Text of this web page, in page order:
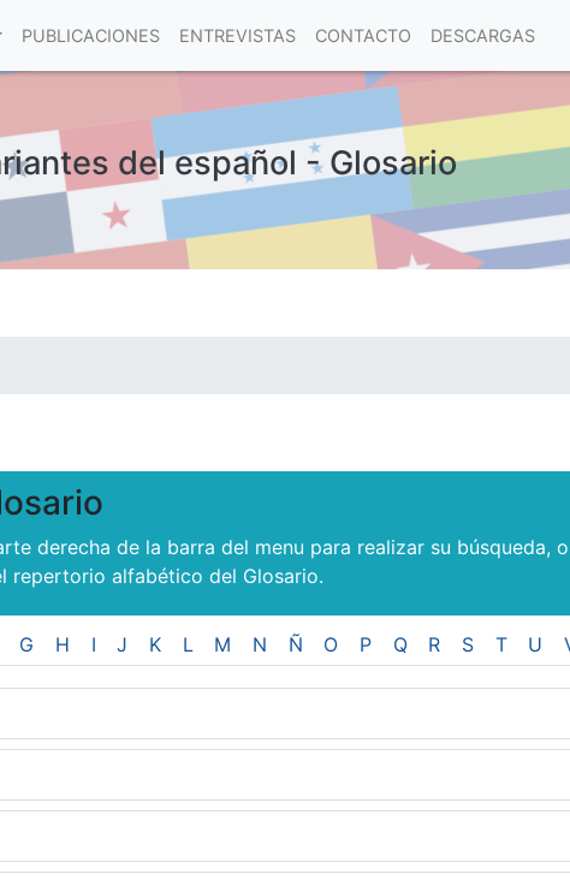
PUBLICACIONES ENTREVISTAS CONTACTO DESCARGAS
del español - Glosario
de las visitas.
derecha de la barra del menu para realizar su búsqueda,
repertorio alfabético del Glosario.
G H I J K L M N Ñ O P Q R S T U